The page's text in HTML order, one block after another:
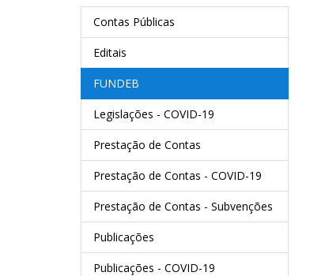
Contas Públicas
Editais
FUNDEB
Legislações - COVID-19
Prestação de Contas
Prestação de Contas - COVID-19
Prestação de Contas - Subvenções
Publicações
Publicações - COVID-19